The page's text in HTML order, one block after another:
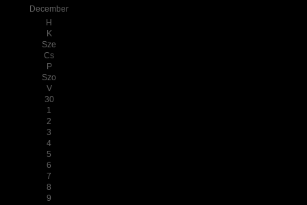
December
H
K
Sze
Cs
P
Szo
V
30
1
2
3
4
5
6
7
8
9